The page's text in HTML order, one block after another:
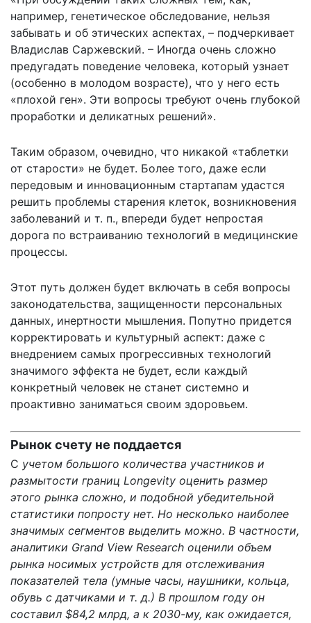
например, генетическое обследование, нельзя
забывать и об этических аспектах, – подчеркивает
Владислав Саржевский. – Иногда очень сложно
предугадать поведение человека, который узнает
(особенно в молодом возрасте), что у него есть
«плохой ген». Эти вопросы требуют очень глубокой
проработки и деликатных решений».
Таким образом, очевидно, что никакой «таблетки
от старости» не будет. Более того, даже если
передовым и инновационным стартапам удастся
решить проблемы старения клеток, возникновения
заболеваний и т. п., впереди будет непростая
дорога по встраиванию технологий в медицинские
процессы.
Этот путь должен будет включать в себя вопросы
законодательства, защищенности персональных
данных, инертности мышления. Попутно придется
корректировать и культурный аспект: даже с
внедрением самых прогрессивных технологий
значимого эффекта не будет, если каждый
конкретный человек не станет системно и
проактивно заниматься своим здоровьем.
Рынок счету не поддается
С учетом большого количества участников и
размытости границ Longevity оценить размер
этого рынка сложно, и подобной убедительной
статистики попросту нет. Но несколько наиболее
значимых сегментов выделить можно. В частности,
аналитики Grand View Research оценили объем
рынка носимых устройств для отслеживания
показателей тела (умные часы, наушники, кольца,
обувь с датчиками и т. д.) В прошлом году он
составил $84,2 млрд, а к 2030-му, как ожидается,